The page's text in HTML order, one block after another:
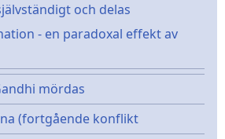
och delas
- en paradoxal effekt av
mördas
(fortgående konflikt